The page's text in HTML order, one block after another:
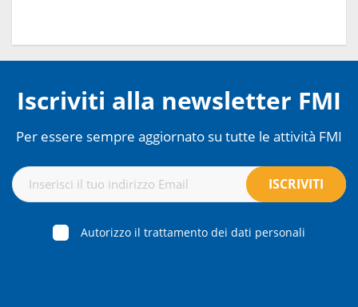
Iscriviti alla newsletter FMI
Per essere sempre aggiornato su tutte le attività FMI
Autorizzo il trattamento dei dati personali